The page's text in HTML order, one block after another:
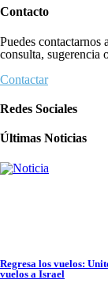
Crisis en el Mossad:
Tema del día
Gofman por la
Tema del día
7 agosto 2026
en medio de una
Contacto
Puedes contactarnos
consulta, sugerencia
Contactar
Redes Sociales
Últimas Noticias
Regresa los vuelos:
vuelos a Israel